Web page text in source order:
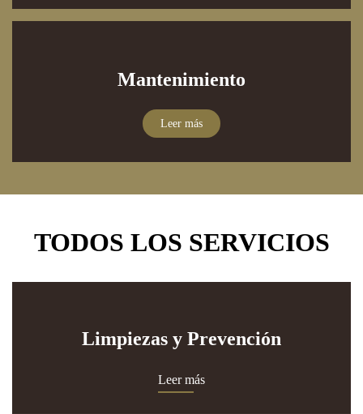
Mantenimiento
Leer más
TODOS LOS SERVICIOS
Limpiezas y Prevención
Leer más